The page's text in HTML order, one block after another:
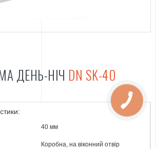
ДЕНЬ-НІЧ DN SK-40
40 мм
Коробна, на віконний отвір